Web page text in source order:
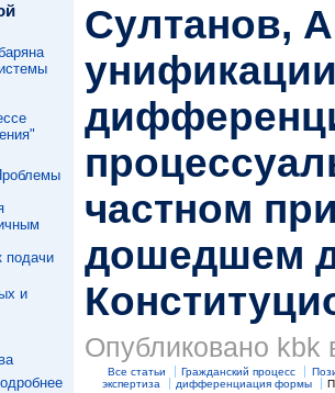
подачи
и
Султанов,
частном
дошедшем
Опубликовано kbk
Все статьи Гражданский процесс
экспертиза
дифференциация формы